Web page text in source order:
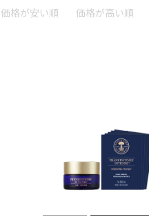
価格が安い順 価格が高い順